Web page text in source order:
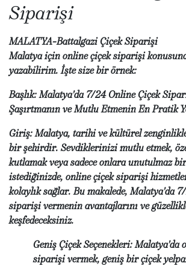
Siparişi
MALATYA-Battalgazi Çiçek Siparişi
Malatya için online çiçek siparişi
yazabilirim. İşte size bir örnek:
Başlık: Malatya'da 7/24 Online Çiçek
Şaşırtmanın ve Mutlu Etmenin En Pratik
Giriş: Malatya, tarihi ve kültürel
bir şehirdir. Sevdiklerinizi mutlu etmek,
kutlamak veya sadece onlara unutulmaz
istediğinizde, online çiçek siparişi
kolaylık sağlar. Bu makalede, Malatya'da
siparişi vermenin avantajlarını ve
keşfedeceksiniz.
Geniş Çiçek Seçenekleri: Malatya'da
siparişi vermek, geniş bir çiçek